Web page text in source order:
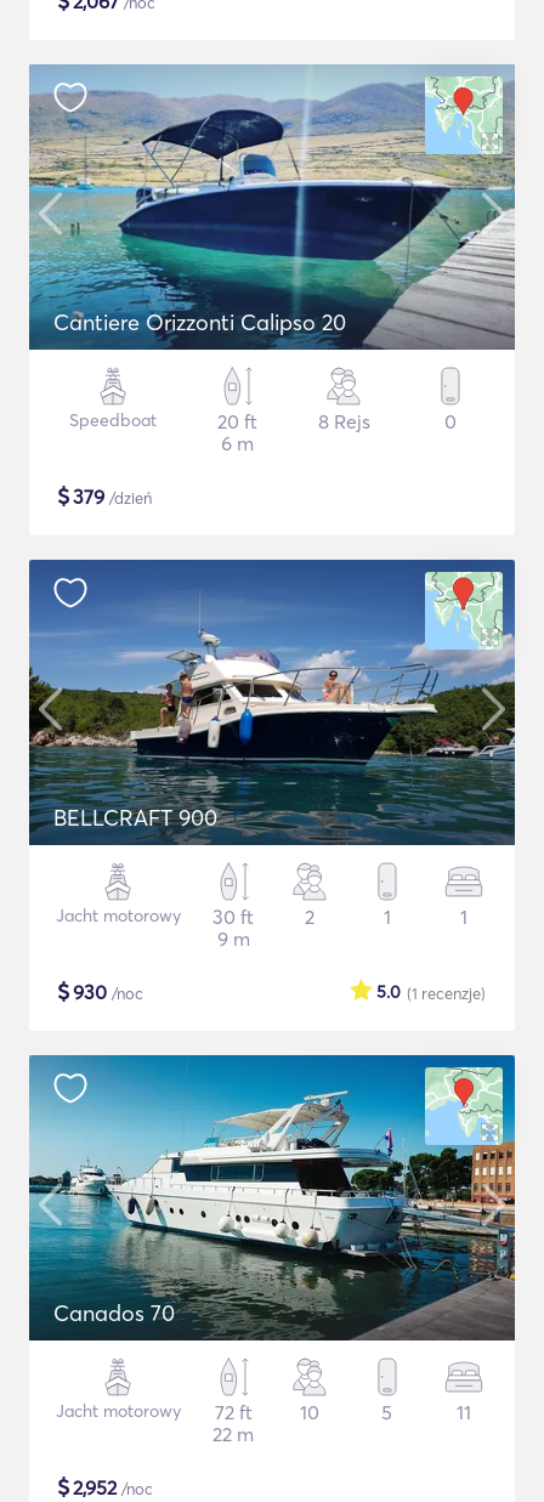
Cantiere Orizzonti Calipso 20
Speedboat
20 ft
6 m
8 Rejs 0
$379 /dzień
BELLCRAFT 900
Jacht motorowy
30 ft
9 m
2 1 1
$930 /noc (1 recenzje)
5.0
Canados 70
Jacht motorowy
72 ft
22 m
10 5 11
$2,952/noc